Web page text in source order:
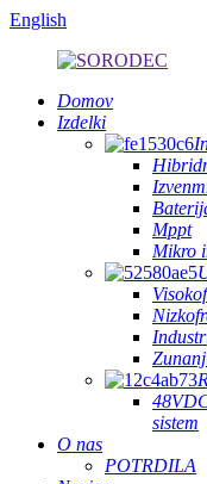
English
Domov
Izdelki
Mppt
Mikro
sistem
O nas
POTRDILA